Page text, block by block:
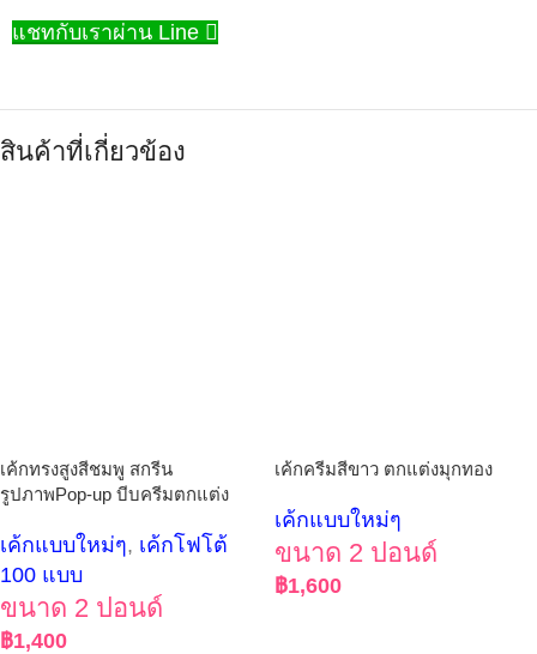
แชทกับเราผ่าน Line
สินค้าที่เกี่ยวข้อง
เค้กทรงสูงสีชมพู สกรีน
รูปภาพPop-up บีบครีมตกแต่ง
เค้กแบบใหม่ๆ, เค้กโฟโต้
100 แบบ
ขนาด 2 ปอนด์
฿1,400
เค้กครีมสีขาว ตกแต่งมุกทอง
เค้กแบบใหม่ๆ
ขนาด 2 ปอนด์
฿1,600